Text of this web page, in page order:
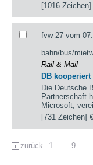
[1016
fvw 27 vom
bahn/bus/
Rail & Mail
DB
Die Deutsche
Partnerschaft
Microsoft,
[731 Zeichen]
zurück 1 9